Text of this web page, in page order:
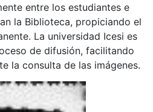
entre los estudiantes e
la Biblioteca, propiciando el
La universidad Icesi es
de difusión, facilitando
la consulta de las imágenes.